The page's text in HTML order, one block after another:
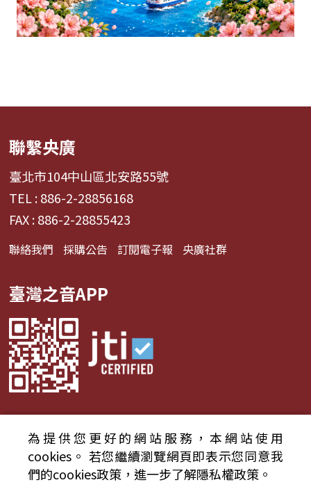
聯繫央廣
臺北市104中山區北安路55號
TEL : 886-2-28856168
FAX : 886-2-28855423
聯絡我們 採購公告 訂閱電子報 央廣社群
臺灣之音APP
© 2024財團法人中央廣播電臺 版權所有
資通安全政策聲明
服務條款 隱私權條款
為提供您更好的網站服務，本網站使用
cookies。 若您繼續瀏覽網頁即表示您同意我
們的cookies政策，進一步了解隱私權政策。